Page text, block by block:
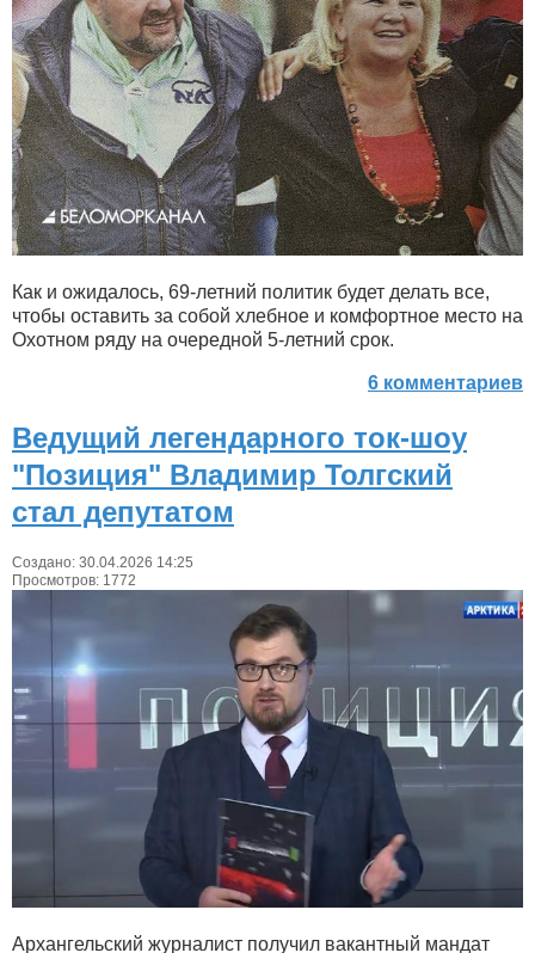
Как и ожидалось, 69-летний политик будет делать все,
чтобы оставить за собой хлебное и комфортное место на
Охотном ряду на очередной 5-летний срок.
6 комментариев
Ведущий легендарного ток-шоу
"Позиция" Владимир Толгский
стал депутатом
Создано: 30.04.2026 14:25
Просмотров: 1772
Архангельский журналист получил вакантный мандат